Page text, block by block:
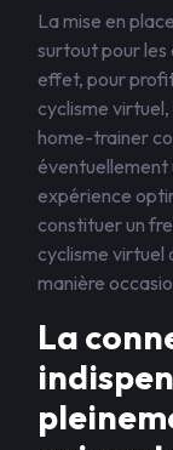
La mise en
surtout pour les
effet, pour
cyclisme virtuel,
home-trainer
éventuellement
expérience
constituer un
cyclisme virtuel
manière
La